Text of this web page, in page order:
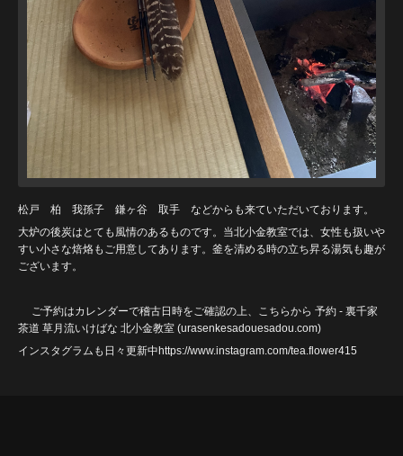
松戸 柏 我孫子 鎌ヶ谷 取手 などからも来ていただいております。
大炉の後炭はとても風情のあるものです。当北小金教室では、女性も扱いや
すい小さな焙烙もご用意してあります。釜を清める時の立ち昇る湯気も趣が
ございます。
ご予約はカレンダーで稽古日時をご確認の上、こちらから 予約 - 裏千家
茶道 草月流いけばな 北小金教室 (urasenkesadouesadou.com)
インスタグラムも日々更新中https://www.instagram.com/tea.flower415